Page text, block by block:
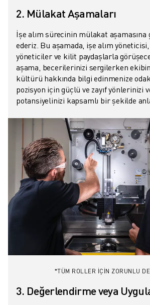
2. Mülakat Aşamaları
İşe alım sürecinin mülakat
ederiz. Bu aşamada, işe alım
yöneticiler ve kilit paydaşlarla
aşama, becerilerinizi sergilerken
kültürü hakkında bilgi edinmenize
pozisyon için güçlü ve zayıf yönlerinizi
potansiyelinizi kapsamlı bir şekilde
*TÜM ROLLER IÇIN ZORUNLU
3. Değerlendirme veya